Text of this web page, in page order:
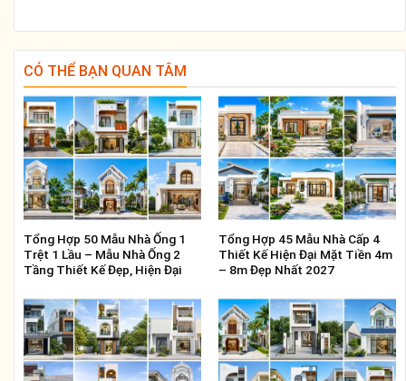
CÓ THỂ BẠN QUAN TÂM
Tổng Hợp 50 Mẫu Nhà Ống 1
Trệt 1 Lầu – Mẫu Nhà Ống 2
Tầng Thiết Kế Đẹp, Hiện Đại
Tổng Hợp 45 Mẫu Nhà Cấp 4
Thiết Kế Hiện Đại Mặt Tiền 4m
– 8m Đẹp Nhất 2027